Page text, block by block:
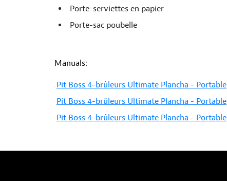
Porte-serviettes en papier
Porte-sac poubelle
Manuals:
Pit Boss 4-brûleurs Ultimate Plancha - Portable
Pit Boss 4-brûleurs Ultimate Plancha - Portable
Pit Boss 4-brûleurs Ultimate Plancha - Portable